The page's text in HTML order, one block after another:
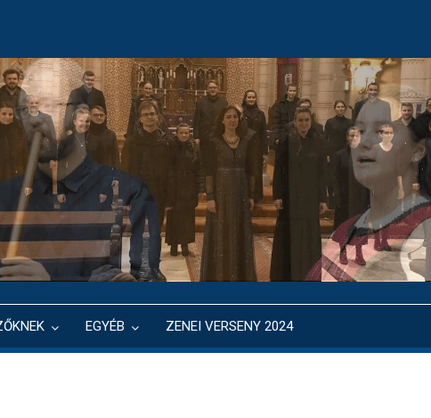
EGYÉB ZENEI VERSENY 2024